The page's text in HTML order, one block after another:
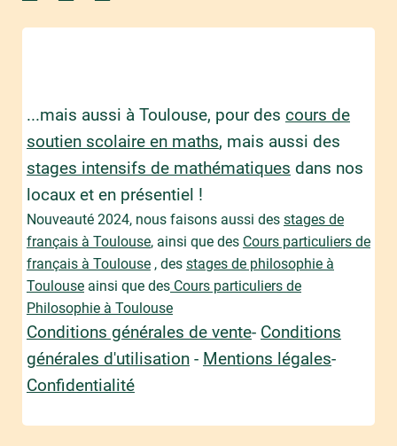
...mais aussi à Toulouse, pour des cours de
soutien scolaire en maths, mais aussi des
stages intensifs de mathématiques dans nos
locaux et en présentiel !
Nouveauté 2024, nous faisons aussi des stages de
français à Toulouse, ainsi que des Cours particuliers de
français à Toulouse, des stages de philosophie à
Toulouseainsi que desCours particuliers de
Philosophie à Toulouse
Conditions générales de vente- Conditions
générales d'utilisation- Mentions légales-
Confidentialité